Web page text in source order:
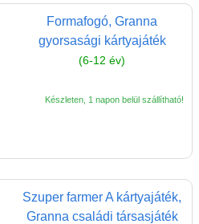
Formafogó, Granna
gyorsasági kártyajáték
(6-12 év)
Készleten, 1 napon belül szállítható!
Szuper farmer A kártyajáték,
Granna családi társasjáték
LOGICO
LÜK
Magyar játékok
Oktató játékok kutyáknak
Pasztell játékok